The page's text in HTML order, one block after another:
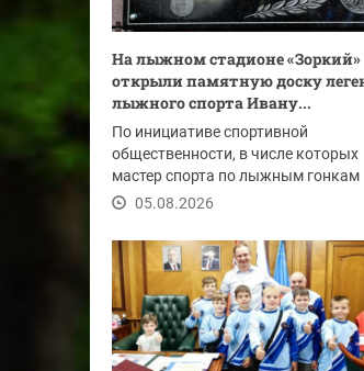
На лыжном стадионе «Зоркий»
открыли памятную доску
лыжного спорта Ивану...
По инициативе спортивной
общественности, в числе которых
мастер спорта по лыжным гонкам
Павел Алексеевич Беликов, на...
05.08.2026